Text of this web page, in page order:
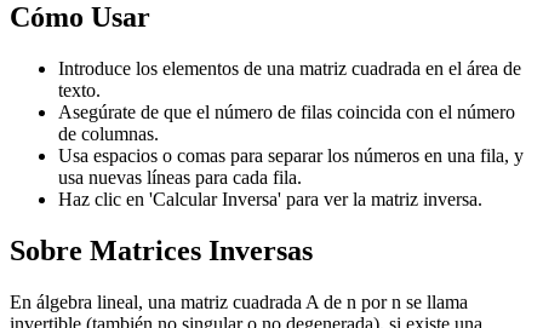
Cómo Usar
Introduce los elementos de una matriz cuadrada en el área de
texto.
Asegúrate de que el número de filas coincida con el número
de columnas.
Usa espacios o comas para separar los números en una fila, y
usa nuevas líneas para cada fila.
Haz clic en 'Calcular Inversa' para ver la matriz inversa.
Sobre Matrices Inversas
En álgebra lineal, una matriz cuadrada A de n por n se llama
invertible (también no singular o no degenerada), si existe una